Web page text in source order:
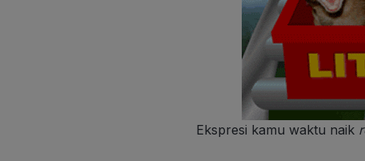
Ekspresi kamu waktu naik